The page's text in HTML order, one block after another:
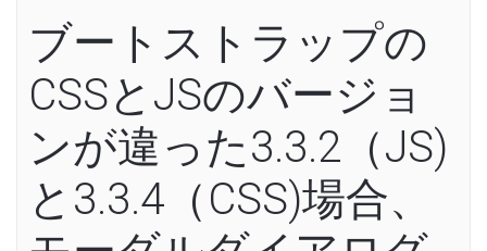
ブートストラップの
CSSとJSのバージョ
ンが違った3.3.2（JS)
と3.3.4（CSS)場合、